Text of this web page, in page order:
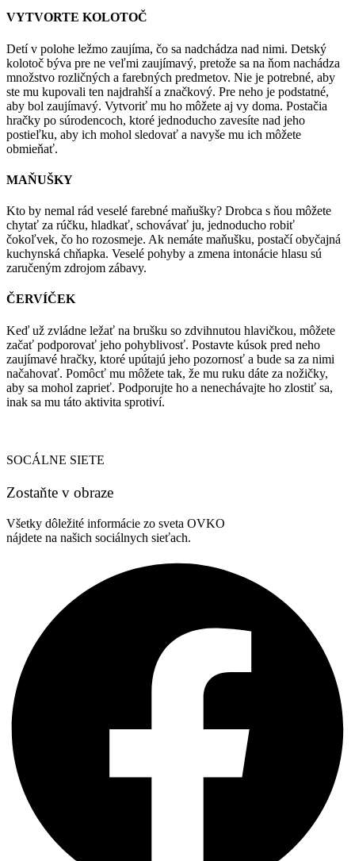
VYTVORTE KOLOTOČ
Detí v polohe ležmo zaujíma, čo sa nadchádza nad nimi. Detský
kolotoč býva pre ne veľmi zaujímavý, pretože sa na ňom nachádza
množstvo rozličných a farebných predmetov. Nie je potrebné, aby
ste mu kupovali ten najdrahší a značkový. Pre neho je podstatné,
aby bol zaujímavý. Vytvoriť mu ho môžete aj vy doma. Postačia
hračky po súrodencoch, ktoré jednoducho zavesíte nad jeho
postieľku, aby ich mohol sledovať a navyše mu ich môžete
obmieňať.
MAŇUŠKY
Kto by nemal rád veselé farebné maňušky? Drobca s ňou môžete
chytať za rúčku, hladkať, schovávať ju, jednoducho robiť
čokoľvek, čo ho rozosmeje. Ak nemáte maňušku, postačí obyčajná
kuchynská chňapka. Veselé pohyby a zmena intonácie hlasu sú
zaručeným zdrojom zábavy.
ČERVÍČEK
Keď už zvládne ležať na brušku so zdvihnutou hlavičkou, môžete
začať podporovať jeho pohyblivosť. Postavte kúsok pred neho
zaujímavé hračky, ktoré upútajú jeho pozornosť a bude sa za nimi
načahovať. Pomôcť mu môžete tak, že mu ruku dáte za nožičky,
aby sa mohol zaprieť. Podporujte ho a nenechávajte ho zlostiť sa,
inak sa mu táto aktivita sprotiví.
SOCÁLNE SIETE
Zostaňte v obraze
Všetky dôležité informácie zo sveta OVKO
nájdete na našich sociálnych sieťach.